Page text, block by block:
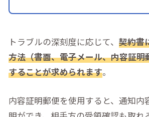
トラブルの深刻度に応じて、 契約書
方法（書面、電子メール、内容証明
することが求められます。
内容証明郵便を使用すると、通知内